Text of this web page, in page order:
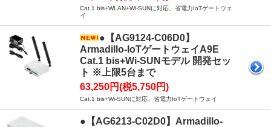
Cat.1 bis+WLAN+Wi-SUNに対応、省電力IoTゲートウェ
イ
●【AG9124-C06D0】
Armadillo-IoTゲートウェイA9E
Cat.1 bis+Wi-SUNモデル 開発セッ
ト ※上限5台まで
63,250円(税5,750円)
Cat.1 bis+Wi-SUNに対応、省電力IoTゲートウェイ
●【AG6213-C02D0】Armadillo-